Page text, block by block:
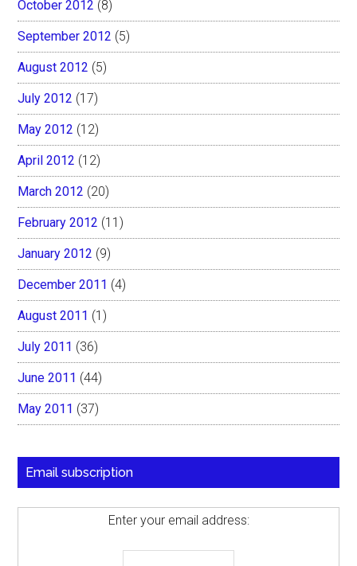
October 2012 (8)
September 2012 (5)
August 2012 (5)
July 2012 (17)
May 2012 (12)
April 2012 (12)
March 2012 (20)
February 2012 (11)
January 2012 (9)
December 2011 (4)
August 2011 (1)
July 2011 (36)
June 2011 (44)
May 2011 (37)
Email subscription
Enter your email address: